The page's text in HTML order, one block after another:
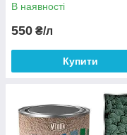
В наявності
550 ₴/л
Купити